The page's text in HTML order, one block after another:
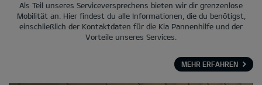
Als Teil unseres Serviceversprechens bieten wir dir grenzenlose
Mobilität an. Hier findest du alle Informationen, die du benötigst,
einschließlich der Kontaktdaten für die Kia Pannenhilfe und der
Vorteile unseres Services.
MEHR ERFAHREN